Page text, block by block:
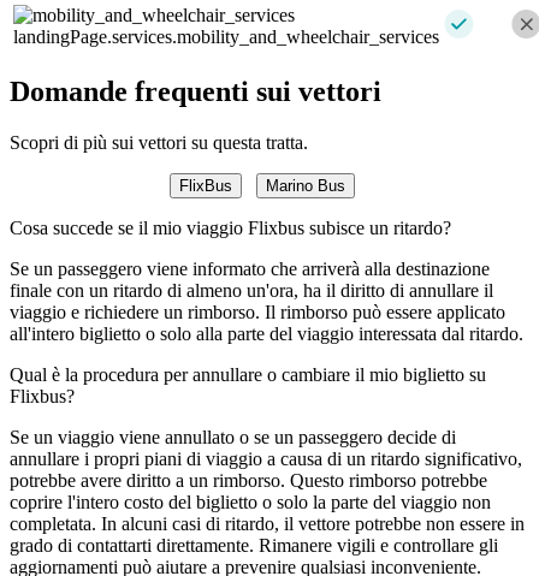
landingPage.services.mobility_and_wheelchair_services
Domande frequenti sui vettori
Scopri di più sui vettori su questa tratta.
FlixBus Marino Bus
Cosa succede se il mio viaggio Flixbus subisce un ritardo?
Se un passeggero viene informato che arriverà alla destinazione
finale con un ritardo di almeno un'ora, ha il diritto di annullare il
viaggio e richiedere un rimborso. Il rimborso può essere applicato
all'intero biglietto o solo alla parte del viaggio interessata dal ritardo.
Qual è la procedura per annullare o cambiare il mio biglietto su
Flixbus?
Se un viaggio viene annullato o se un passeggero decide di
annullare i propri piani di viaggio a causa di un ritardo significativo,
potrebbe avere diritto a un rimborso. Questo rimborso potrebbe
coprire l'intero costo del biglietto o solo la parte del viaggio non
completata. In alcuni casi di ritardo, il vettore potrebbe non essere in
grado di contattarti direttamente. Rimanere vigili e controllare gli
aggiornamenti può aiutare a prevenire qualsiasi inconveniente.